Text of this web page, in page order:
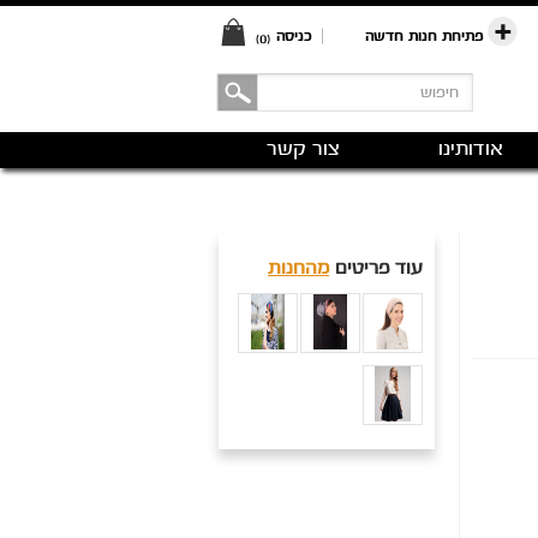
פתיחת חנות חדשה כניסה (0)
אודותינו צור קשר
עוד פריטיםמהחנות